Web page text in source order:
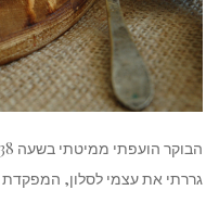
הבוקר הועפתי ממיטתי בשעה 5:38.
גררתי את עצמי לסלון,